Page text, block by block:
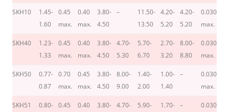
SKH10
1.45-
1.60
0.45
max.
0.40
max.
3.80-
4.50
–
11.50-
13.50
4.20-
5.20
4.20-
5.20
0.030
max.
SKH40
1.23-
1.33
0.45
max.
0.40
max.
3.80-
4.50
4.70-
5.30
5.70-
6.70
2.70-
3.20
8.00-
8.80
0.030
max.
SKH50
0.77-
0.87
0.70
max.
0.45
max.
3.80-
4.50
8.00-
9.00
1.40-
2.00
1.00-
1.40
–
0.030
max.
SKH51
0.80- 0.45
0.40
3.80- 4.70-
5.90-
1.70- –
0.030